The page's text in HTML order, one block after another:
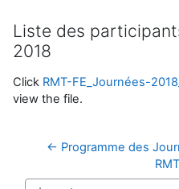
Liste des
2018
Completion requirements
Click RMT-FE_Journées-
view the file.
← Programme des